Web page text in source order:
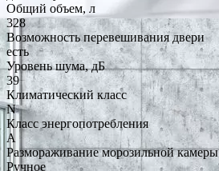
Общий объем, л
328
Возможность перевешивания двери
есть
Уровень шума, дБ
39
Климатический класс
N
Класс энергопотребления
A
Размораживание морозильной камеры
Ручное